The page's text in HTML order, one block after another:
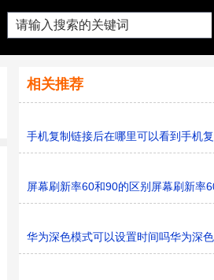
相关推荐
手机复制链接后在哪里可以看到手机
屏幕刷新率60和90的区别屏幕刷新率
华为深色模式可以设置时间吗华为深